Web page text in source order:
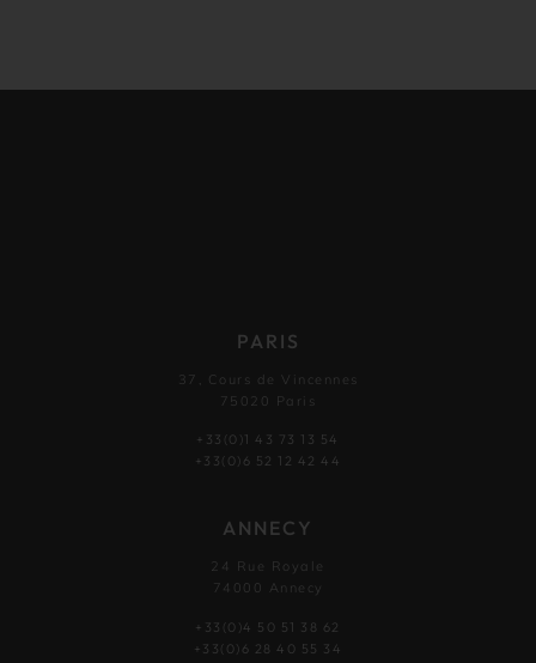
PARIS
37, Cours de Vincennes
75020 Paris
+33(0)1 43 73 13 54
+33(0)6 52 12 42 44
ANNECY
24 Rue Royale
74000 Annecy
+33(0)4 50 51 38 62
+33(0)6 28 40 55 34